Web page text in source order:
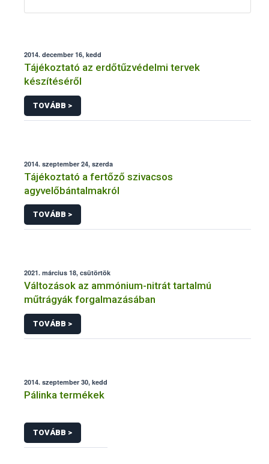
2014. december 16, kedd
Tájékoztató az erdőtűzvédelmi tervek
készítéséről
TOVÁBB >
2014. szeptember 24, szerda
Tájékoztató a fertőző szivacsos
agyvelőbántalmakról
TOVÁBB >
2021. március 18, csütörtök
Változások az ammónium-nitrát tartalmú
műtrágyák forgalmazásában
TOVÁBB >
2014. szeptember 30, kedd
Pálinka termékek
TOVÁBB >